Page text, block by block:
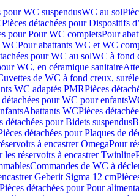
pour WC suspendusWC au sol
Pièces détachées pour Dispositifs
pour Pour WC completsPour
WCPour abattants WC et WC
pour WC au solWC à fond
WC, en céramique sanitaire
de WC à fond creux,
WC adaptés PMRPièces
détachées pour WC pour enfants
Abattants WCPièces
détachées pour Bidets suspendus
détachées pour Plaques de
à encastrer OmegaPour
les réservoirs à encastrer Twinline
Commandes de WC à
Geberit Sigma 12 cm
Pièces détachées pour Pour